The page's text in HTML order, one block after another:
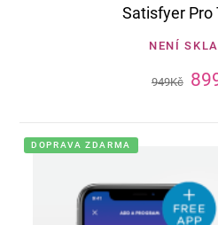
Satisfyer Pro
NENÍ
949Kč
DOPRAVA ZDARMA